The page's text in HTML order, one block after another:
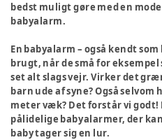
bedst muligt gøre med en
babyalarm.
En babyalarm – også kendt
brugt, når de små for
set alt slags vejr. Virker det
barn ude af syne? Også
meter væk? Det forstår vi
pålidelige babyalarmer, der
baby tager sig en lur.